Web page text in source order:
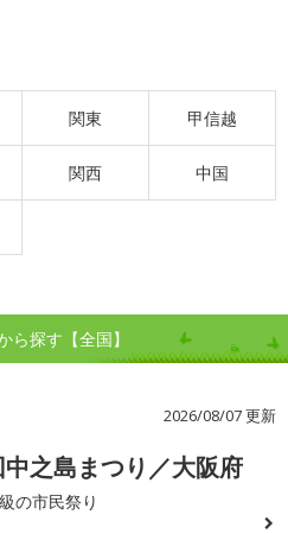
関東 甲信越
関西 中国
ら探す【全国】
2026/08/07 更新
之島まつり／大阪府
の市民祭り